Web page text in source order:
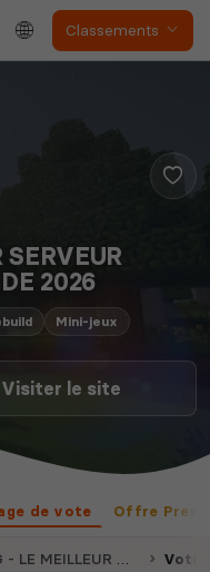
Classements
2026
Mini-jeux
Visiter le site
de vote Offre
SERVEUR MINECRAFT BEDROCK DE 2026 Voter